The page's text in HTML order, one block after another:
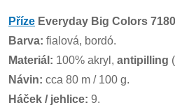
Příze Everyday Big Colors
Barva: fialová, bordó.
Materiál: 100% akryl, antipilling
Návin: cca 80 m / 100 g.
Háček / jehlice: 9.